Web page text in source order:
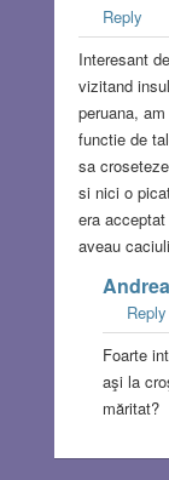
Reply
Interesant
vizitand
peruana,
functie de
sa
si nici o
era
aveau
Reply
Foarte
aşi la
măritat?